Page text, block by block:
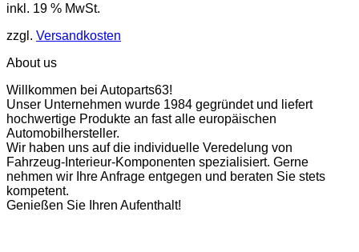
inkl. 19 % MwSt.
zzgl. Versandkosten
About us
Willkommen bei Autoparts63!
Unser Unternehmen wurde 1984 gegründet und liefert
hochwertige Produkte an fast alle europäischen
Automobilhersteller.
Wir haben uns auf die individuelle Veredelung von
Fahrzeug-Interieur-Komponenten spezialisiert. Gerne
nehmen wir Ihre Anfrage entgegen und beraten Sie stets
kompetent.
Genießen Sie Ihren Aufenthalt!